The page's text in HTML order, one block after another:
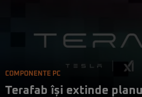
COMPONENTE PC
Terafab își extinde